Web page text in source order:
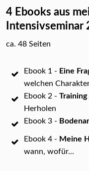
4 Ebooks aus
Intensivseminar
ca. 48 Seiten
Ebook 1 - Eine
welchen
Ebook 2 -
Herholen
Ebook 3 -
Ebook 4 - Meine
wann, wofür...